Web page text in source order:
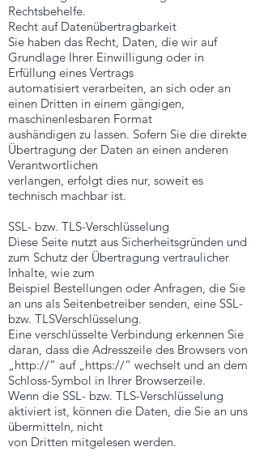
Rechtsbehelfe.
Recht auf Datenübertragbarkeit
Sie haben das Recht, Daten, die wir auf
Grundlage Ihrer Einwilligung oder in
Erfüllung eines Vertrags
automatisiert verarbeiten, an sich oder an
einen Dritten in einem gängigen,
maschinenlesbaren Format
aushändigen zu lassen. Sofern Sie die direkte
Übertragung der Daten an einen anderen
Verantwortlichen
verlangen, erfolgt dies nur, soweit es
technisch machbar ist.
SSL- bzw. TLS-Verschlüsselung
Diese Seite nutzt aus Sicherheitsgründen und
zum Schutz der Übertragung vertraulicher
Inhalte, wie zum
Beispiel Bestellungen oder Anfragen, die Sie
an uns als Seitenbetreiber senden, eine SSL-
bzw. TLSVerschlüsselung.
Eine verschlüsselte Verbindung erkennen Sie
daran, dass die Adresszeile des Browsers von
„http://“ auf „https://“ wechselt und an dem
Schloss-Symbol in Ihrer Browserzeile.
Wenn die SSL- bzw. TLS-Verschlüsselung
aktiviert ist, können die Daten, die Sie an uns
übermitteln, nicht
von Dritten mitgelesen werden.